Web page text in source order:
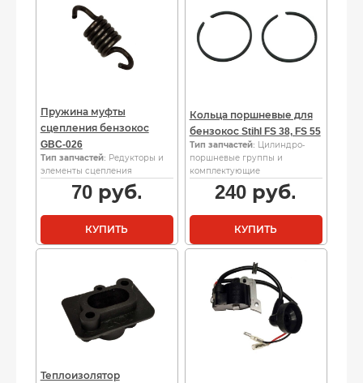
Пружина муфты
сцепления бензокос
GBC-026
Тип запчастей: Редукторы и
элементы сцепления
70руб.
КУПИТЬ
Кольца поршневые для
бензокос Stihl FS 38, FS 55
Тип запчастей: Цилиндро-
поршневые группы и
комплектующие
240 руб.
КУПИТЬ
Теплоизолятор